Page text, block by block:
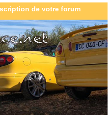
de votre forum